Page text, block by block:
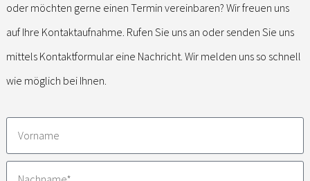
oder möchten gerne einen Termin vereinbaren? Wir freuen uns
auf Ihre Kontaktaufnahme. Rufen Sie uns an oder senden Sie uns
mittels Kontaktformular eine Nachricht. Wir melden uns so schnell
wie möglich bei Ihnen.